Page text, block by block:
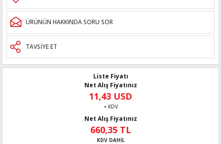
ÜRÜNÜN HAKKINDA SORU SOR
TAVSİYE ET
Liste Fiyatı
Net Alış Fiyatınız
11,43 USD
+ KDV
Net Alış Fiyatınız
660,35 TL
KDV DAHİL